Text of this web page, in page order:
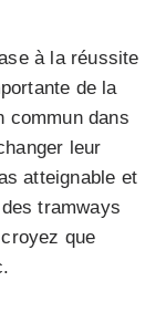
à la réussite
de la
commun dans
leur
atteignable et
tramways
que